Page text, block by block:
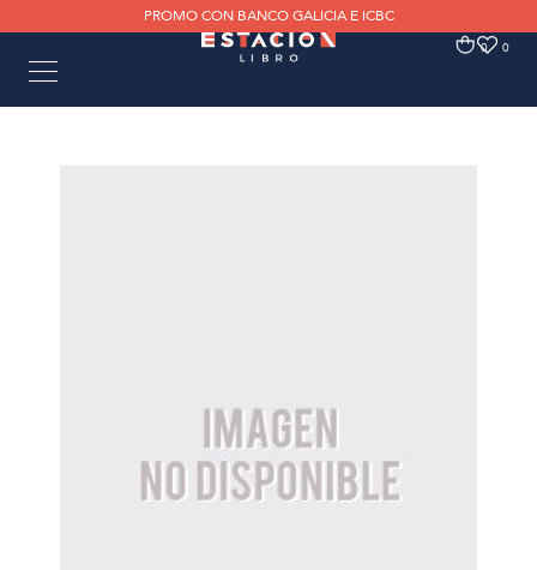
PROMO CON BANCO GALICIA E ICBC
0 0